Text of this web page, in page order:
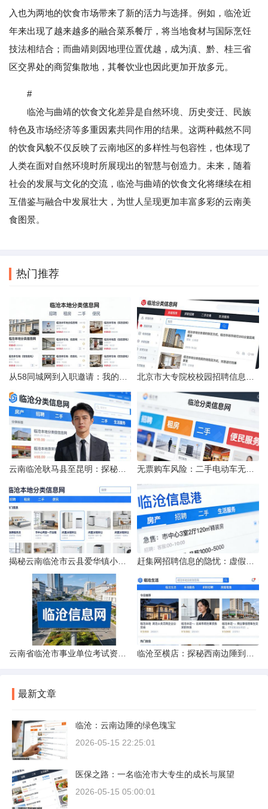
入也为两地的饮食市场带来了新的活力与选择。例如，临沧近
年来出现了越来越多的融合菜系餐厅，将当地食材与国际烹饪
技法相结合；而曲靖则因地理位置优越，成为滇、黔、桂三省
区交界处的商贸集散地，其餐饮业也因此更加开放多元。
#
临沧与曲靖的饮食文化差异是自然环境、历史变迁、民族
特色及市场经济等多重因素共同作用的结果。这两种截然不同
的饮食风貌不仅反映了云南地区的多样性与包容性，也体现了
人类在面对自然环境时所展现出的智慧与创造力。未来，随着
社会的发展与文化的交流，临沧与曲靖的饮食文化将继续在相
互借鉴与融合中发展壮大，为世人呈现更加丰富多彩的云南美
食图景。
热门推荐
最新文章
临沧：云南边陲的绿色瑰宝
2026-05-15 22:25:01
医保之路：一名临沧市大专生的成长与展望
2026-05-15 05:00:01